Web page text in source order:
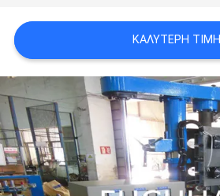
ΕΙΔΉΣΕΙΣ
ΥΠΟΘΈΣΕΙΣ
SITEMAP
PRIVACY
ΚΑΛΎΤΕΡΗ ΤΙΜΉ